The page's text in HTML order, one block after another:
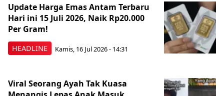
HEADLINE
Update Harga Emas Antam Terbaru
Hari ini 15 Juli 2026, Naik Rp20.000
Per Gram!
Kamis, 16 Jul 2026 - 14:31
Viral Seorang Ayah Tak Kuasa